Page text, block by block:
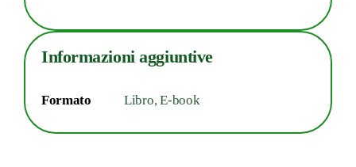
Informazioni aggiuntive
Formato Libro, E-book